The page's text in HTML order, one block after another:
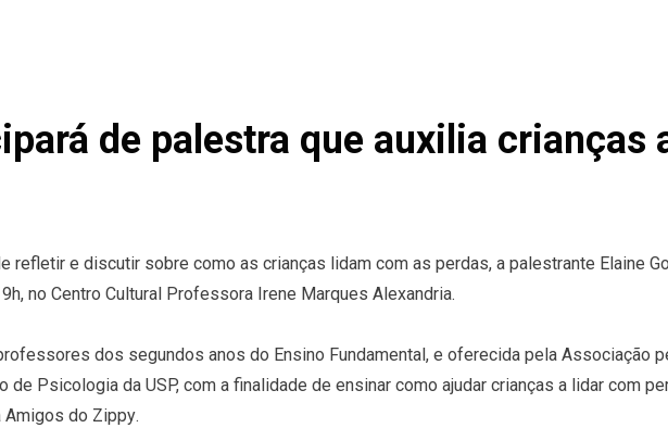
de palestra que auxilia crianças
refletir e discutir sobre como as crianças lidam com as perdas, a palestrante Elaine
no Centro Cultural Professora Irene Marques Alexandria.
dos segundos anos do Ensino Fundamental, e oferecida pela Associação
de Psicologia da USP, com a finalidade de ensinar como ajudar crianças a lidar com
do Zippy.